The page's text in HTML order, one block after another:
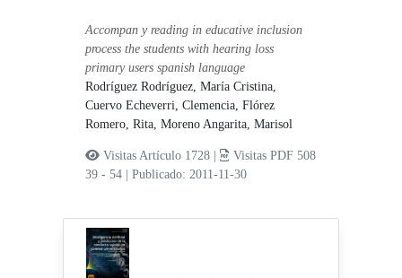
Accompan y reading in educative inclusion
process the students with hearing loss
primary users spanish language
Rodríguez Rodríguez, María Cristina,
Cuervo Echeverri, Clemencia,Flórez
Romero, Rita,Moreno Angarita, Marisol
Visitas Artículo 1728 |
Visitas PDF 508
39 - 54
|Publicado: 2011-11-30